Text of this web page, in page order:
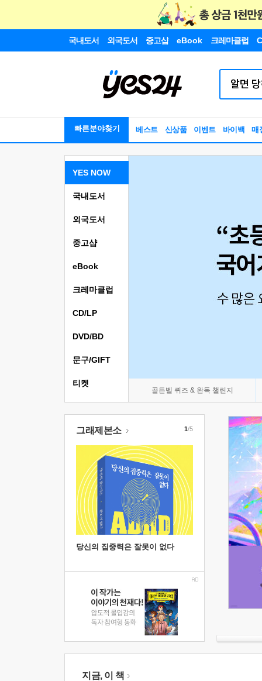
국내도서 외국도서 중고샵 eBook 크레마클럽
빠른분야찾기 베스트 신상품 이벤트 바이백 매
YES NOW
골든벨 퀴즈 & 완독 챌린지
국내도서
외국도서
중고샵
eBook
크레마클럽
CD/LP
DVD/BD
문구/GIFT
티켓
그래제본소
당신의 집중력은 잘못이 없다
1/5
지금, 이 책